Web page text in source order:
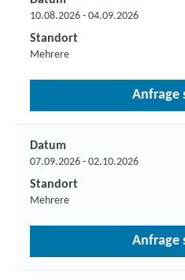
10.08.2026 - 04.09.2026
Standort
Mehrere
Anfrage
Datum
07.09.2026 - 02.10.2026
Standort
Mehrere
Anfrage